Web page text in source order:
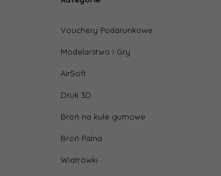
Vouchery Podarunkowe
Modelarstwo i Gry
AirSoft
Druk 3D
Broń na kule gumowe
Broń Palna
Wiatrówki